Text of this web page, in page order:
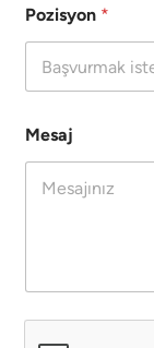
Pozisyon *
Mesaj